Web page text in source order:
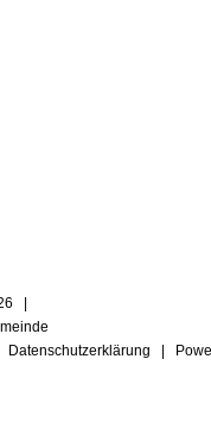
|
Datenschutzerklärung |